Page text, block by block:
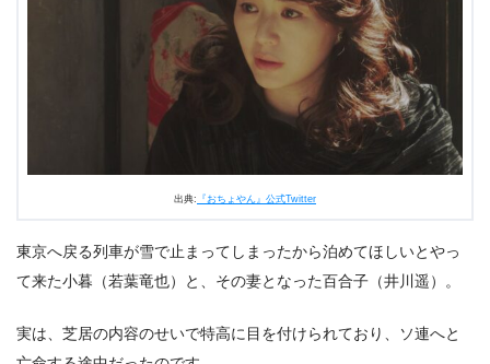
する寛治（前田旺志郎）
朝ドラ『おちょやん』第16週79話あらすじ・ネタバレ感
出典: 『おちょやん』公式Twitter
東京へ戻る列車が雪で止まってしまったから泊めてほしいとやっ
て来た小暮（若葉竜也）と、その妻となった百合子（井川遥）。
実は、芝居の内容のせいで特高に目を付けられており、ソ連へと